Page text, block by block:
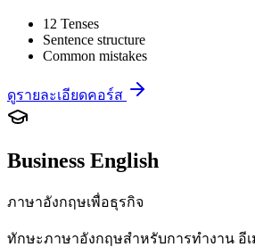
12 Tenses
Sentence structure
Common mistakes
ดูรายละเอียดคอร์ส
Business English
ภาษาอังกฤษเพื่อธุรกิจ
ทักษะภาษาอังกฤษสำหรับการทำงาน อีเ